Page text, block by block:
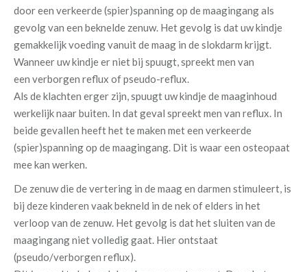
door een verkeerde (spier)spanning op de maagingang als
gevolg van een beknelde zenuw. Het gevolg is dat uw kindje
gemakkelijk voeding vanuit de maag in de slokdarm krijgt.
Wanneer uw kindje er niet bij spuugt, spreekt men van
een verborgen reflux of pseudo-reflux.
Als de klachten erger zijn, spuugt uw kindje de maaginhoud
werkelijk naar buiten. In dat geval spreekt men van reflux. In
beide gevallen heeft het te maken met een verkeerde
(spier)spanning op de maagingang. Dit is waar een osteopaat
mee kan werken.
De zenuw die de vertering in de maag en darmen stimuleert, is
bij deze kinderen vaak bekneld in de nek of elders in het
verloop van de zenuw. Het gevolg is dat het sluiten van de
maagingang niet volledig gaat. Hier ontstaat
(pseudo/verborgen reflux).